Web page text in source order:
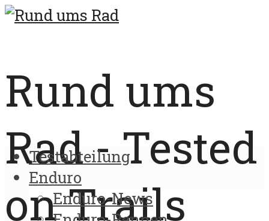
Rund ums
Rad - Tested
on Trails
Testabteilung
Enduro
Enduro-News